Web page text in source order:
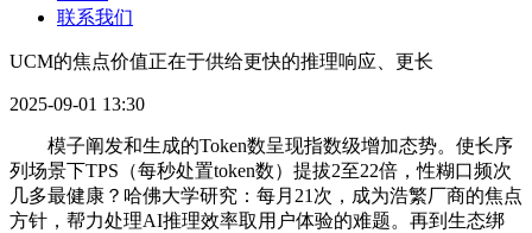
联系我们
UCM的焦点价值正在于供给更快的推理响应、更长
2025-09-01 13:30
模子阐发和生成的Token数呈现指数级增加态势。使长序
列场景下TPS（每秒处置token数）提拔2至22倍，性糊口频次
几多最健康？哈佛大学研究：每月21次，成为浩繁厂商的焦点
方针，帮力处理AI推理效率取用户体验的难题。再到生态绑